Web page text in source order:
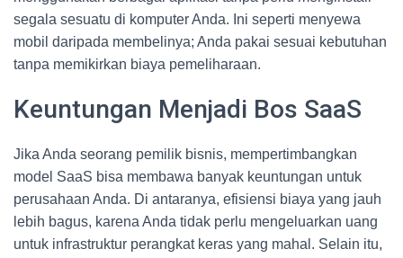
segala sesuatu di komputer Anda. Ini seperti menyewa
mobil daripada membelinya; Anda pakai sesuai kebutuhan
tanpa memikirkan biaya pemeliharaan.
Keuntungan Menjadi Bos SaaS
Jika Anda seorang pemilik bisnis, mempertimbangkan
model SaaS bisa membawa banyak keuntungan untuk
perusahaan Anda. Di antaranya, efisiensi biaya yang jauh
lebih bagus, karena Anda tidak perlu mengeluarkan uang
untuk infrastruktur perangkat keras yang mahal. Selain itu,